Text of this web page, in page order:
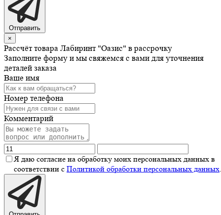
Отправить
×
Рассчёт товара Лабиринт "Оазис" в рассрочку
Заполните форму и мы свяжемся с вами для уточнения
деталей заказа
Ваше имя
Номер телефона
Комментарий
Я даю согласие на обработку моих персональных данных в
соответствии с Политикой обработки персональных данных.